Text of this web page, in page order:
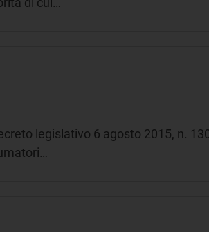
legislativo 6 agosto 2015, n.